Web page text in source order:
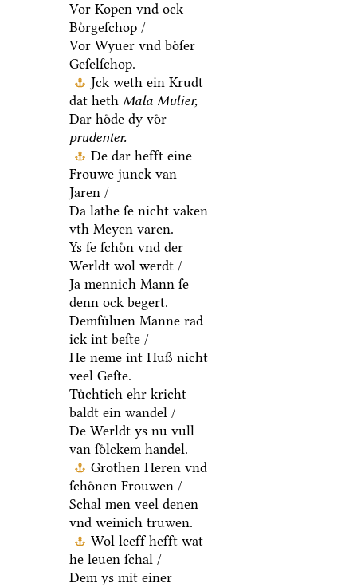
Vor Kopen vnd ock
Boͤrgeſchop /
Vor Wyuer vnd boͤſer
Geſelſchop.
Jck weth ein Krudt
dat heth Mala Mulier,
Dar hoͤde dy voͤr
prudenter.
De dar hefft eine
Frouwe junck van
Jaren /
Da lathe ſe nicht vaken
vth Meyen varen.
Ys ſe ſchoͤn vnd der
Werldt wol werdt /
Ja mennich Mann ſe
denn ock begert.
Demſuͤluen Manne rad
ick int beſte /
He neme int Huß nicht
veel Geſte.
Tuͤchtich ehr kricht
baldt ein wandel /
De Werldt ys nu vull
van ſoͤlckem handel.
Grothen Heren vnd
ſchoͤnen Frouwen /
Schal men veel denen
vnd weinich truwen.
Wol leeff hefft wat
he leuen ſchal /
Dem ys mit einer